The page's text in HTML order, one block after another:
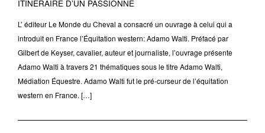
ITINÉRAIRE D’UN PASSIONNÉ
L’ éditeur Le Monde du Cheval a consacré un ouvrage à celui qui a
introduit en France l’Équitation western: Adamo Walti. Préfacé par
Gilbert de Keyser, cavalier, auteur et journaliste, l’ouvrage présente
Adamo Walti à travers 21 thématiques sous le titre Adamo Walti,
Médiation Équestre. Adamo Walti fut le pré-curseur de l’équitation
western en France. […]